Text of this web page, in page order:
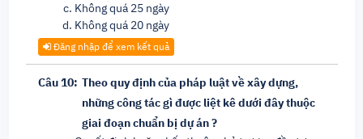
Không quá 25 ngày
Không quá 20 ngày
Đăng nhập để xem kết quả
Câu 10: Theo quy định của pháp luật về xây dựng,
những công tác gì được liệt kê dưới đây thuộc
giai đoạn chuẩn bị dự án ?